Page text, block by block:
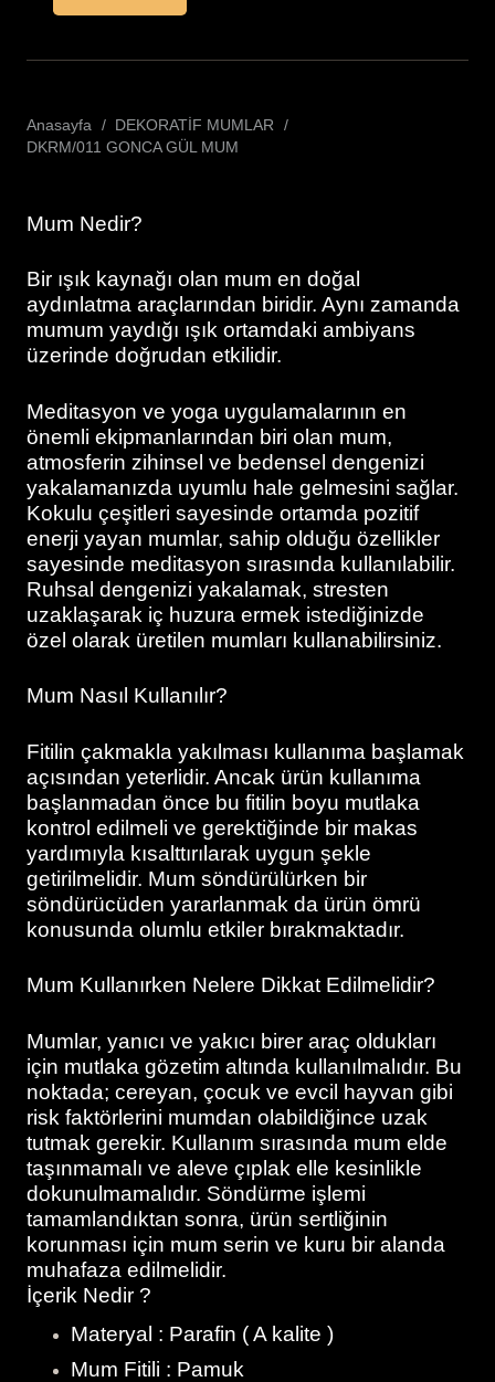
Anasayfa / DEKORATİF MUMLAR
/
DKRM/011 GONCA GÜL MUM
Mum Nedir?
Bir ışık kaynağı olan mum en doğal
aydınlatma araçlarından biridir. Aynı zamanda
mumum yaydığı ışık ortamdaki ambiyans
üzerinde doğrudan etkilidir.
Meditasyon ve yoga uygulamalarının en
önemli ekipmanlarından biri olan mum,
atmosferin zihinsel ve bedensel dengenizi
yakalamanızda uyumlu hale gelmesini sağlar.
Kokulu çeşitleri sayesinde ortamda pozitif
enerji yayan mumlar, sahip olduğu özellikler
sayesinde meditasyon sırasında kullanılabilir.
Ruhsal dengenizi yakalamak, stresten
uzaklaşarak iç huzura ermek istediğinizde
özel olarak üretilen mumları kullanabilirsiniz.
Mum Nasıl Kullanılır?
Fitilin çakmakla yakılması kullanıma başlamak
açısından yeterlidir. Ancak ürün kullanıma
başlanmadan önce bu fitilin boyu mutlaka
kontrol edilmeli ve gerektiğinde bir makas
yardımıyla kısalttırılarak uygun şekle
getirilmelidir. Mum söndürülürken bir
söndürücüden yararlanmak da ürün ömrü
konusunda olumlu etkiler bırakmaktadır.
Mum Kullanırken Nelere Dikkat Edilmelidir?
Mumlar, yanıcı ve yakıcı birer araç oldukları
için mutlaka gözetim altında kullanılmalıdır. Bu
noktada; cereyan, çocuk ve evcil hayvan gibi
risk faktörlerini mumdan olabildiğince uzak
tutmak gerekir. Kullanım sırasında mum elde
taşınmamalı ve aleve çıplak elle kesinlikle
dokunulmamalıdır. Söndürme işlemi
tamamlandıktan sonra, ürün sertliğinin
korunması için mum serin ve kuru bir alanda
muhafaza edilmelidir.
İçerik Nedir ?
Materyal : Parafin ( A kalite )
Mum Fitili : Pamuk